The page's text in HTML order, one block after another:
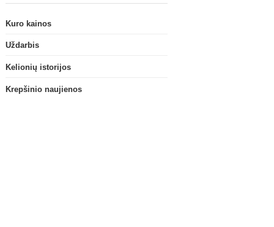
Kuro kainos
Uždarbis
Kelionių istorijos
Krepšinio naujienos